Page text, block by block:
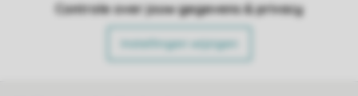
Controle over jouw gegevens & privacy
Instellingen wijzigen